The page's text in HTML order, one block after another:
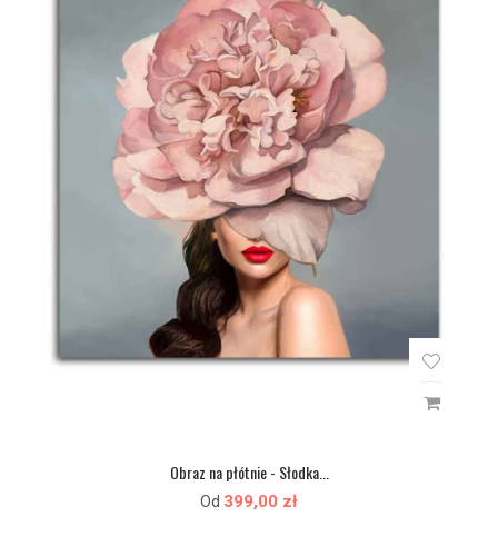
Obraz na płótnie - Słodka...
Od 399,00 zł